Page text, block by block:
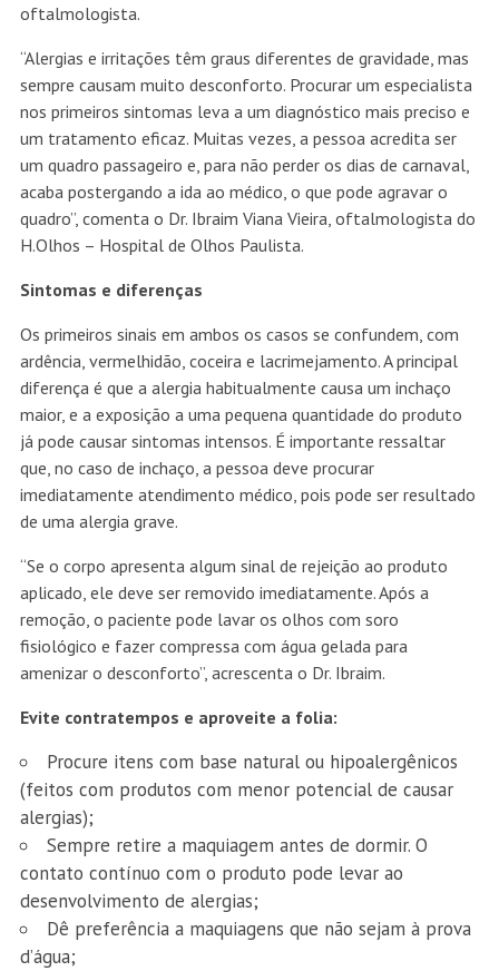
oftalmologista.
“Alergias e irritações têm graus diferentes de gravidade, mas
sempre causam muito desconforto. Procurar um especialista
nos primeiros sintomas leva a um diagnóstico mais preciso e
um tratamento eficaz. Muitas vezes, a pessoa acredita ser
um quadro passageiro e, para não perder os dias de carnaval,
acaba postergando a ida ao médico, o que pode agravar o
quadro”, comenta o Dr. Ibraim Viana Vieira, oftalmologista do
H.Olhos – Hospital de Olhos Paulista.
Sintomas e diferenças
Os primeiros sinais em ambos os casos se confundem, com
ardência, vermelhidão, coceira e lacrimejamento. A principal
diferença é que a alergia habitualmente causa um inchaço
maior, e a exposição a uma pequena quantidade do produto
já pode causar sintomas intensos. É importante ressaltar
que, no caso de inchaço, a pessoa deve procurar
imediatamente atendimento médico, pois pode ser resultado
de uma alergia grave.
“Se o corpo apresenta algum sinal de rejeição ao produto
aplicado, ele deve ser removido imediatamente. Após a
remoção, o paciente pode lavar os olhos com soro
fisiológico e fazer compressa com água gelada para
amenizar o desconforto”, acrescenta o Dr. Ibraim.
Evite contratempos e aproveite a folia:
Procure itens com base natural ou hipoalergênicos
(feitos com produtos com menor potencial de causar
alergias);
Sempre retire a maquiagem antes de dormir. O
contato contínuo com o produto pode levar ao
desenvolvimento de alergias;
Dê preferência a maquiagens que não sejam à prova
d’água;